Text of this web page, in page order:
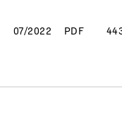
07/2022 PDF